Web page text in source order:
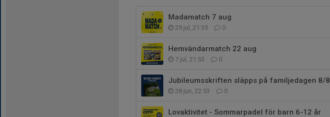
Madamatch 7 aug
29 jul, 21:35 0
Hemvändarmatch 22 aug
7 jul, 21:53 0
Jubileumsskriften släpps på familjedagen 8/8
28 jun, 22:53 0
Lovaktivitet - Sommarpadel för barn 6-12 år